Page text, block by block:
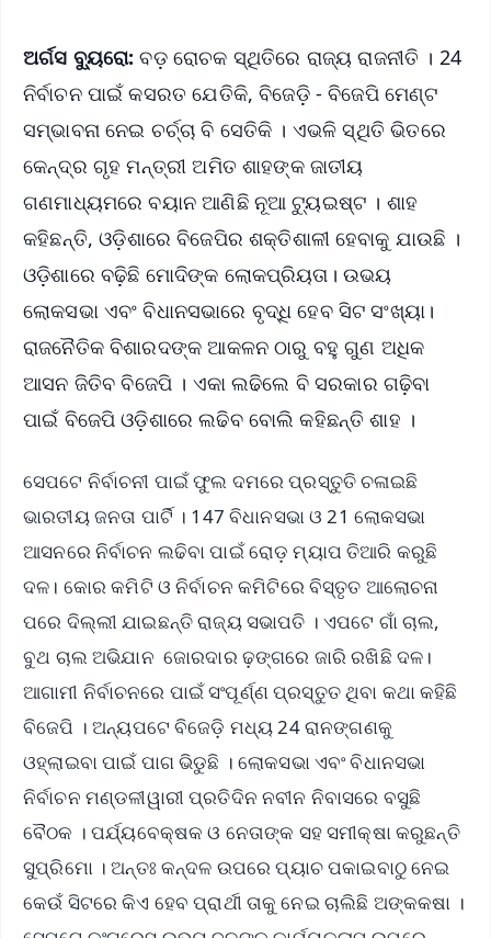
ଅର୍ଗସ ବ୍ୟୁରୋ:ବଡ଼ ରୋଚକ ସ୍ଥିତିରେ ରାଜ୍ୟ ରାଜନୀତି । 24
ନିର୍ବାଚନ ପାଇଁ କସରତ ଯେତିକି, ବିଜେଡ଼ି - ବିଜେପି ମେଣ୍ଟ
ସମ୍ଭାବନା ନେଇ ଚର୍ଚ୍ଚା ବି ସେତିକି । ଏଭଳି ସ୍ଥିତି ଭିତରେ
କେନ୍ଦ୍ର ଗୃହ ମନ୍ତ୍ରୀ ଅମିତ ଶାହଙ୍କ ଜାତୀୟ
ଗଣମାଧ୍ୟମରେ ବୟାନ ଆଣିଛି ନୂଆ ଟ୍ୟୁଇଷ୍ଟ । ଶାହ
କହିଛନ୍ତି, ଓଡ଼ିଶାରେ ବିଜେପିର ଶକ୍ତିଶାଳୀ ହେବାକୁ ଯାଉଛି ।
ଓଡ଼ିଶାରେ ବଢ଼ିଛି ମୋଦିଙ୍କ ଲୋକପ୍ରିୟତା। ଉଭୟ
ଲୋକସଭା ଏବଂ ବିଧାନସଭାରେ ବୃଦ୍ଧି ହେବ ସିଟ ସଂଖ୍ୟା।
ରାଜନୈତିକ ବିଶାରଦଙ୍କ ଆକଳନ ଠାରୁ ବହୁ ଗୁଣ ଅଧିକ
ଆସନ ଜିତିବ ବିଜେପି । ଏକା ଲଢିଲେ ବି ସରକାର ଗଢ଼ିବା
ପାଇଁ ବିଜେପି ଓଡ଼ିଶାରେ ଲଢିବ ବୋଲି କହିଛନ୍ତି ଶାହ ।
ସେପଟେ ନିର୍ବାଚନୀ ପାଇଁ ଫୁଲ ଦମରେ ପ୍ରସ୍ତୁତି ଚଳାଇଛି
ଭାରତୀୟ ଜନତା ପାର୍ଟି । 147 ବିଧାନସଭା ଓ 21 ଲୋକସଭା
ଆସନରେ ନିର୍ବାଚନ ଲଢିବା ପାଇଁ ରୋଡ଼ ମ୍ୟାପ ତିଆରି କରୁଛି
ଦଳ। କୋର କମିଟି ଓ ନିର୍ବାଚନ କମିଟିରେ ବିସ୍ତୃତ ଆଲୋଚନା
ପରେ ଦିଲ୍ଲୀ ଯାଇଛନ୍ତି ରାଜ୍ୟ ସଭାପତି । ଏପଟେ ଗାଁ ଚାଲ,
ବୁଥ ଚାଲ ଅଭିଯାନ ଜୋରଦାର ଢ଼ଙ୍ଗରେ ଜାରି ରଖିଛି ଦଳ।
ଆଗାମୀ ନିର୍ବାଚନରେ ପାଇଁ ସଂପୂର୍ଣ୍ଣ ପ୍ରସ୍ତୁତ ଥିବା କଥା କହିଛି
ବିଜେପି । ଅନ୍ୟପଟେ ବିଜେଡ଼ି ମଧ୍ୟ 24 ରାନଙ୍ଗଣକୁ
ଓହ୍ଲାଇବା ପାଇଁ ପାଗ ଭିଡୁଛି । ଲୋକସଭା ଏବଂ ବିଧାନସଭା
ନିର୍ବାଚନ ମଣ୍ଡଳୀୱାରୀ ପ୍ରତିଦିନ ନବୀନ ନିବାସରେ ବସୁଛି
ବୈଠକ । ପର୍ଯ୍ୟବେକ୍ଷକ ଓ ନେତାଙ୍କ ସହ ସମୀକ୍ଷା କରୁଛନ୍ତି
ସୁପ୍ରିମୋ । ଅନ୍ତଃ କନ୍ଦଳ ଉପରେ ପ୍ୟାଚ ପକାଇବାଠୁ ନେଇ
କେଉଁ ସିଟରେ କିଏ ହେବ ପ୍ରାର୍ଥୀ ତାକୁ ନେଇ ଚାଲିଛି ଅଙ୍କକଷା ।